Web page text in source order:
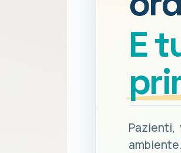
E
Pazienti,